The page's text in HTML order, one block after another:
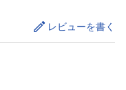
レビューを書く